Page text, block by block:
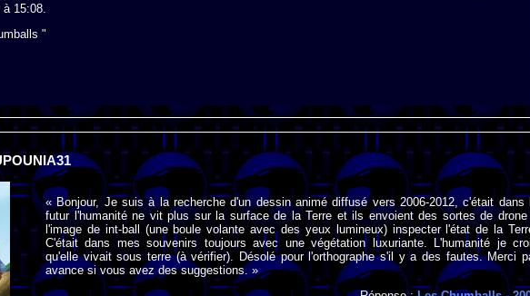
15:08.
"
« Bonjour, Je suis à la recherche d'un dessin animé diffusé vers 2006-2012, c'était dans
futur l'humanité ne vit plus sur la surface de la Terre et ils envoient des sortes de drone
l'image de int-ball (une boule volante avec des yeux lumineux) inspecter l'état de la
C'était dans mes souvenirs toujours avec une végétation luxuriante. L'humanité je
qu'elle vivait sous terre (à vérifier). Désolé pour l'orthographe s'il y a des fautes. Merci
avance si vous avez des suggestions. »